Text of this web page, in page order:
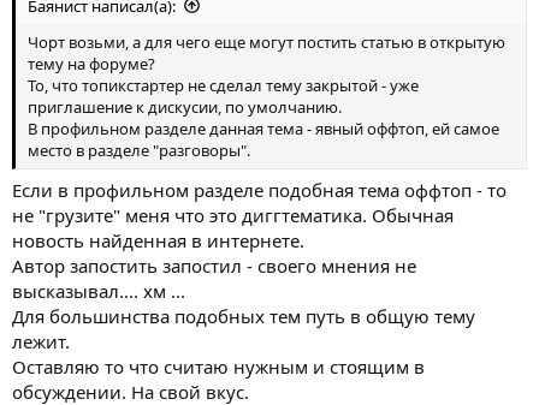
Баянист написал(а):
Чорт возьми, а для чего еще могут постить статью в открытую
тему на форуме?
То, что топикстартер не сделал тему закрытой - уже
приглашение к дискусии, по умолчанию.
В профильном разделе данная тема - явный оффтоп, ей самое
место в разделе "разговоры".
Если в профильном разделе подобная тема оффтоп - то
не "грузите" меня что это диггтематика. Обычная
новость найденная в интернете.
Автор запостить запостил - своего мнения не
высказывал.... хм ...
Для большинства подобных тем путь в общую тему
лежит.
Оставляю то что считаю нужным и стоящим в
обсуждении. На свой вкус.